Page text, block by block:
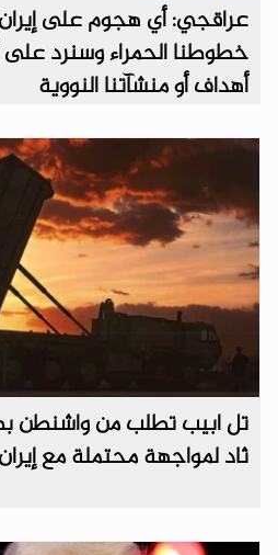
عراقجي: أي هجوم على
خطوطنا الحمراء وسنرد
أهداف أو منشآتنا النووية
تل ابيب تطلب من واشنطن
ثاد لمواجهة محتملة مع إيران